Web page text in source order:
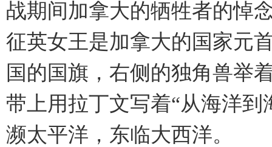
战期间加拿大的牺牲者的悼
征英女王是加拿大的国家元
国的国旗，右侧的独角兽举
带上用拉丁文写着“从海洋
濒太平洋，东临大西洋。